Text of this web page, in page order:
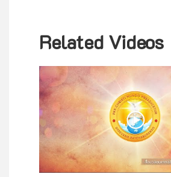
Related Videos